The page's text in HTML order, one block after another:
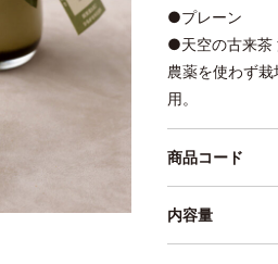
●プレーン
●天空の古来茶
農薬を使わず
用。
商品コード
内容量